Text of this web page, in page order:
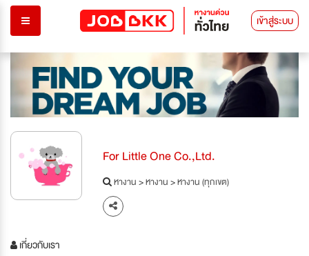
เข้าสู่ระบบ
For Little One Co.,Ltd.
หางาน>หางาน>หางาน (ทุกเขต)
เกี่ยวกับเรา